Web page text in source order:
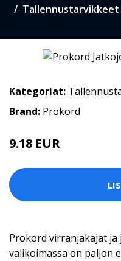
Tallennustarvikkeet
Kategoriat:
Brand: Prokord
9.18 EUR
Prokord virranjakajat
valikoimassa on paljon